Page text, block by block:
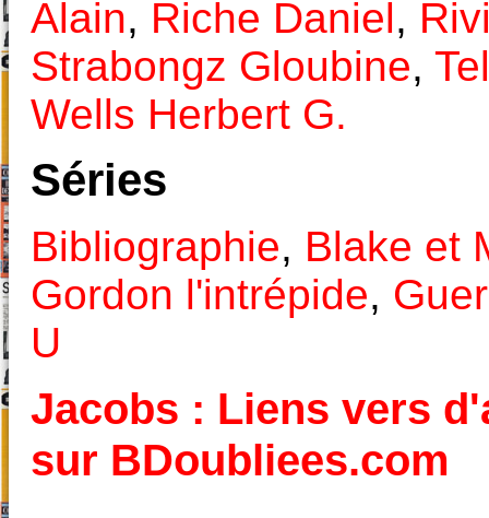
Alain, Riche Daniel,
Strabongz Gloubine,
Wells Herbert G.
Séries
Bibliographie, Blake et
Gordon l'intrépide,
U
Jacobs : Liens vers
sur BDoubliees.com